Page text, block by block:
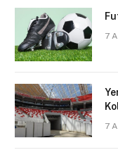
7
7